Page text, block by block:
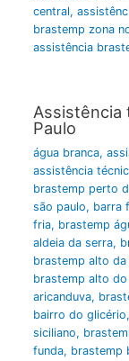
central,
brastemp zona
assistência
Assistência
Paulo
água branca,
assistência
brastemp perto
são paulo, barra
fria, brastemp
aldeia da serra,
brastemp alto da
brastemp alto
aricanduva,
bairro do glicério,
siciliano,
funda, brastemp